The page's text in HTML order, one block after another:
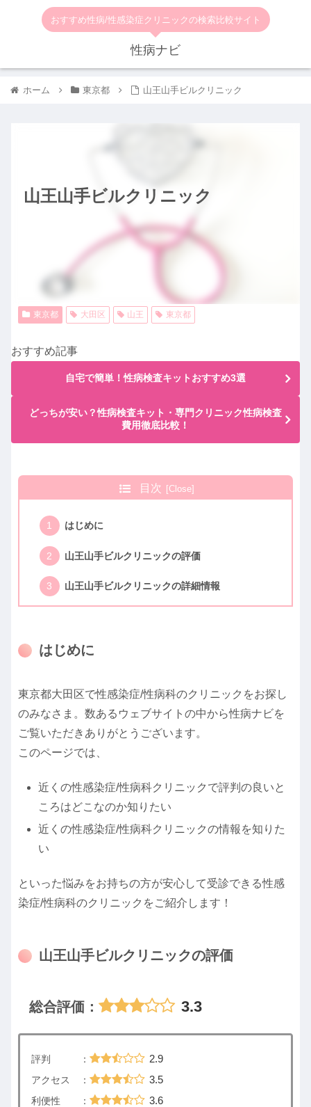
おすすめ性病/性感染症クリニックの検索比較サイト
性病ナビ
ホーム 東京都 山王山手ビルクリニック
山王山手ビルクリニック
東京都 大田区 山王 東京都
おすすめ記事
自宅で簡単！性病検査キットおすすめ3選
どっちが安い？性病検査キット・専門クリニック性病検査
費用徹底比較！
目次
はじめに
山王山手ビルクリニックの評価
山王山手ビルクリニックの詳細情報
はじめに
東京都大田区で性感染症/性病科のクリニックをお探し
のみなさま。数あるウェブサイトの中から性病ナビを
ご覧いただきありがとうございます。
このページでは、
近くの性感染症/性病科クリニックで評判の良いと
ころはどこなのか知りたい
近くの性感染症/性病科クリニックの情報を知りた
い
といった悩みをお持ちの方が安心して受診できる性感
染症/性病科のクリニックをご紹介します！
山王山手ビルクリニックの評価
総合評価： 3.3
評判 ： 2.9
アクセス ： 3.5
利便性 ： 3.6